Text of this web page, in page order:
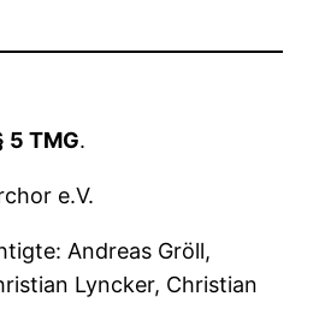
5 TMG.
e.V.
Andreas Gröll,
Lyncker, Christian